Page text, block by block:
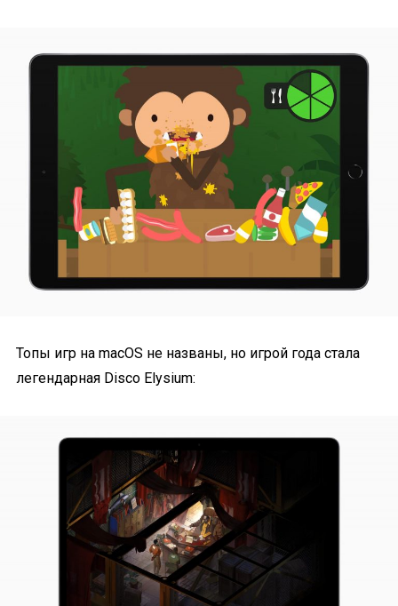
Топы игр на macOS не названы, но игрой года стала
легендарная Disco Elysium: